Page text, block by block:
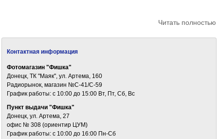
Читать полностью
Контактная информация
Фотомагазин "Фишка"
Донецк, ТК "Маяк", ул. Артема, 160
Радиорынок, магазин №С-41/С-59
График работы: c 10:00 до 15:00 Вт, Пт, Сб, Вс
Пункт выдачи "Фишка"
Донецк, ул. Артема, 27
офис № 308 (ориентир ЦУМ)
График работы: c 10:00 до 16:00 Пн-Сб